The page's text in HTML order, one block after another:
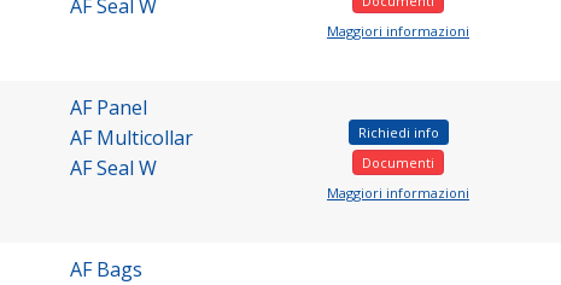
AF Seal W
Maggiori informazioni
AF Panel
AF Multicollar
AF Seal W
Richiedi info
Documenti
Maggiori informazioni
AF Bags